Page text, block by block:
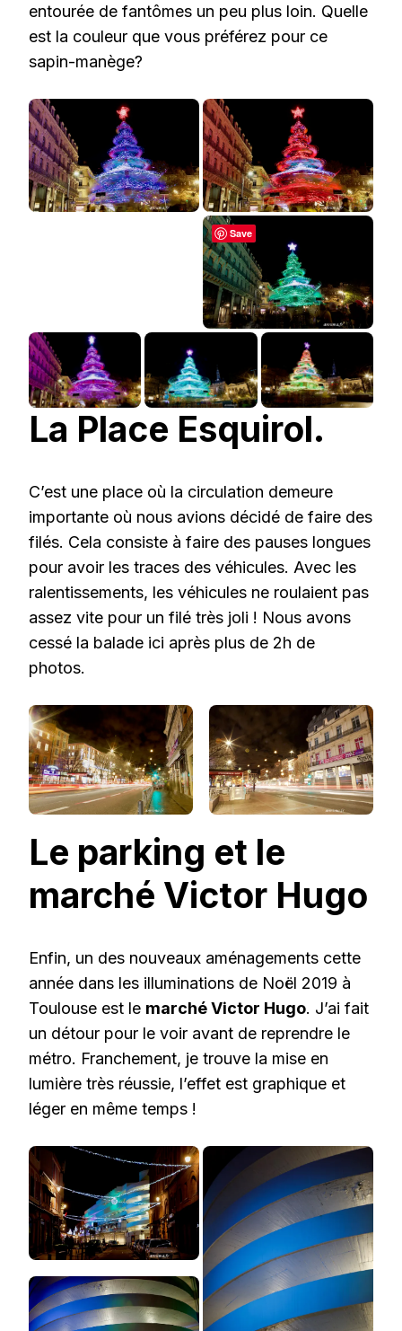
entourée de fantômes un peu plus loin. Quelle
est la couleur que vous préférez pour ce
sapin-manège?
La Place Esquirol.
C’est une place où la circulation demeure
importante où nous avions décidé de faire des
filés. Cela consiste à faire des pauses longues
pour avoir les traces des véhicules. Avec les
ralentissements, les véhicules ne roulaient pas
assez vite pour un filé très joli ! Nous avons
cessé la balade ici après plus de 2h de
photos.
Le parking et le
marché Victor Hugo
Enfin, un des nouveaux aménagements cette
année dans les illuminations de Noël 2019 à
Toulouse est le marché Victor Hugo. J’ai fait
un détour pour le voir avant de reprendre le
métro. Franchement, je trouve la mise en
lumière très réussie, l’effet est graphique et
léger en même temps !
Save